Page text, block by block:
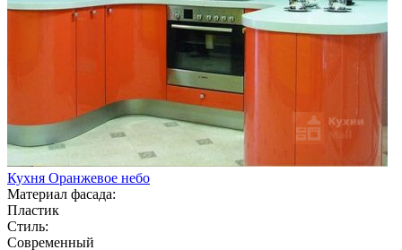
Кухня Оранжевое небо
Материал фасада:
Пластик
Стиль:
Современный